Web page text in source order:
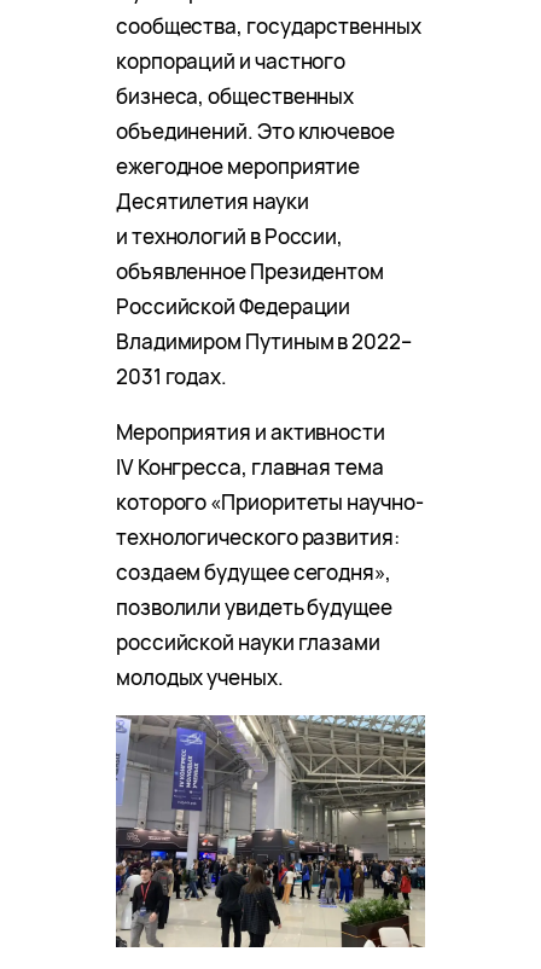
сообщества, государственных
корпораций и частного
бизнеса, общественных
объединений. Это ключевое
ежегодное мероприятие
Десятилетия науки
и технологий в России,
объявленное Президентом
Российской Федерации
Владимиром Путиным в 2022–
2031 годах.
Мероприятия и активности
IV Конгресса, главная тема
которого «Приоритеты научно-
технологического развития:
создаем будущее сегодня»,
позволили увидеть будущее
российской науки глазами
молодых ученых.